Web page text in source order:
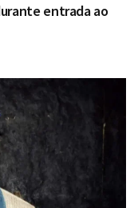
entrada ao